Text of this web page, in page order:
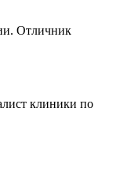
Отличник
клиники по